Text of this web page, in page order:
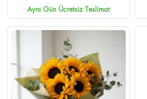
Aynı Gün Ücretsiz Teslimat